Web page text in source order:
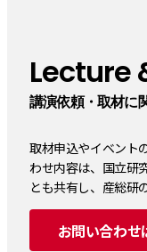
Lecture
講演依頼・取材に
取材申込やイベント
わせ内容は、国立研
とも共有し、産総研
お問い合わせ